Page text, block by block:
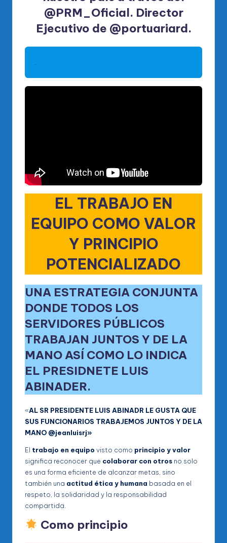
@PRM_Oficial. Director
Ejecutivo de @portuariard.
EL TRABAJO EN
EQUIPO COMO VALOR
Y PRINCIPIO
POTENCIALIZADO
UNA ESTRATEGIA CONJUNTA
DONDE TODOS LOS
SERVIDORES PÚBLICOS
TRABAJAN JUNTOS Y DE LA
MANO ASÍ COMO LO INDICA
EL PRESIDNETE LUIS
ABINADER.
«AL SR PRESIDENTE LUIS ABINADR LE GUSTA QUE
SUS FUNCIONARIOS TRABAJEMOS JUNTOS Y DE LA
MANO @jeanluisrj»
El trabajo en equipo visto como principio y valor
significa reconocer que colaborar con otros no solo
es una forma eficiente de alcanzar metas, sino
también una actitud ética y humana basada en el
respeto, la solidaridad y la responsabilidad
compartida.
Como principio